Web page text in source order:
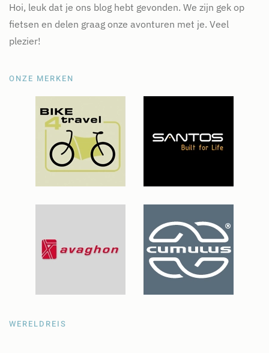
Hoi, leuk dat je ons blog hebt gevonden. We zijn gek op
fietsen en delen graag onze avonturen met je. Veel
plezier!
ONZE MERKEN
WERELDREIS